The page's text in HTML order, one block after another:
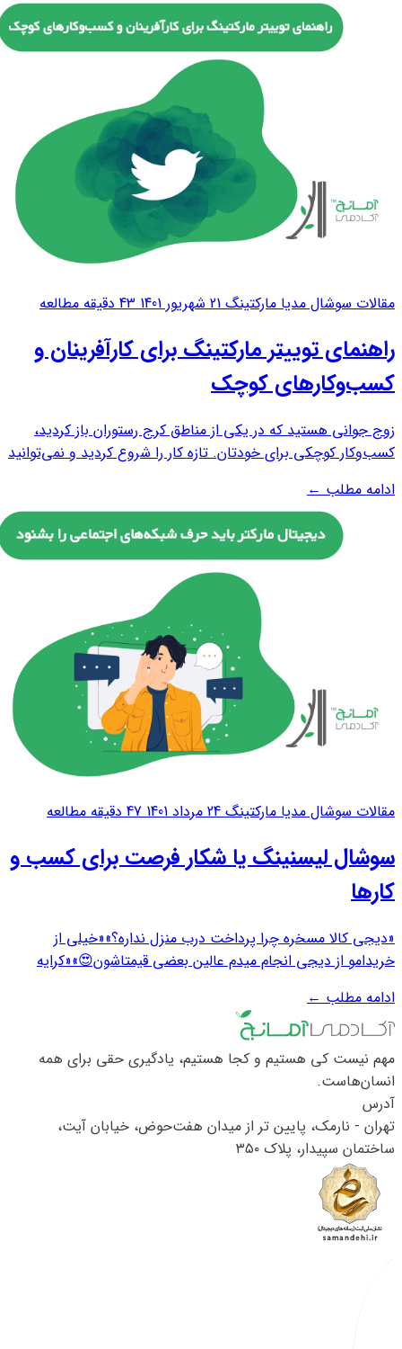
زنجیره‌ای رفاه، سیروان خسروی در تبلیغات...
مقالات سوشال مدیا مارکتینگ 21 شهریور 1401 43 دقیقه مطالعه
راهنمای توییتر مارکتینگ برای کارآفرینان و
کسب‌وکارهای کوچک
زوج جوانی هستید که در یکی از مناطق کرج رستوران باز کردید،
کسب‌وکار کوچکی برای خودتان. تازه کار را شروع کردید و نمی‌توانید
خودتان بازاریابی کنید؟ قطعا می‌روید سراغ دیجیتال مارکتینگ.
البته،‌ آن...
ادامه مطلب←
مقالات سوشال مدیا مارکتینگ 24 مرداد 1401 47 دقیقه مطالعه
سوشال لیسنینگ یا شکار فرصت برای کسب‌ و
کارها
«دیجی کالا مسخره چرا پرداخت درب منزل نداره؟»«خیلی از
خریدامو از دیجی انجام میدم عالین بعضی قیمتاشون😍»«کرایه
خلاقانه»«چقدر مفید. شیفته‌ی این دست مطالبم، خصوصا در این
حوزه.»جملات بالا به‌ترتیب از کامنت‌هایی که...
ادامه مطلب←
مهم نیست کی هستیم و کجا هستیم، یادگیری حقی برای همه
انسان‌هاست.
آدرس
تهران - نارمک، پایین تر از میدان هفت‌حوض، خیابان آیت،
ساختمان سپیدار، پلاک ۳۵۰